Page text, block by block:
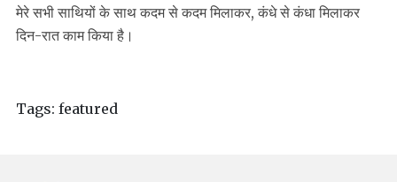
मेरे सभी साथियों के साथ कदम से कदम मिलाकर, कंधे से कंधा मिलाकर
दिन-रात काम किया है।
Tags: featured